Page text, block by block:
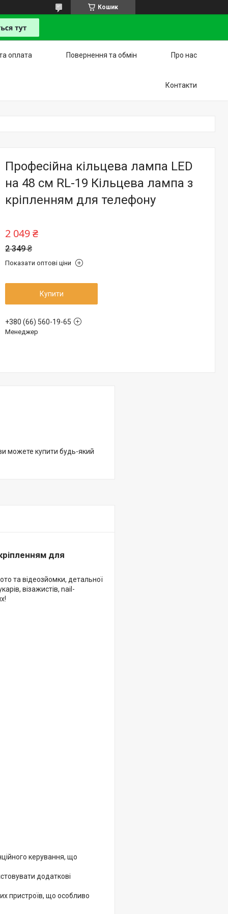
Кошик
оплата Повернення та обмін Про нас
Контакти
Професійна кільцева лампа LED
на 48 см RL-19 Кільцева лампа з
кріпленням для телефону
2 349 ₴
2 049 ₴
Показати оптові ціни
Купити
+380 (66) 560-19-65
Менеджер
можете купити будь-який
для
та відеозйомки, детальної
візажистів, nail-
керування, що
додаткові
пристроїв, що особливо